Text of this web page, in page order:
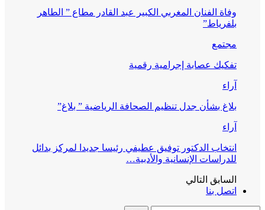
وفاة الفنان المغربي الكبير عبد القادر مطاع ” الطاهر
بلفرياط”
مجتمع
تفكيك عصابة إجرامية رقمية
آراء
بلاغ بشأن جدل تنظيم الصحافة الرياضية ” بلاغ”
آراء
انتخاب الدكتور توفيق عطيفي رئيسا جديدا لمركز بدائل
للدراسات الإنسانية والأدبية…
السابق التالي
اتصل بنا